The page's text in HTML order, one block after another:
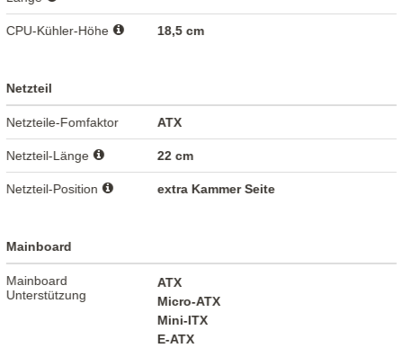
CPU-Kühler-Höhe 18,5 cm
Netzteil
Netzteile-Fomfaktor ATX
Netzteil-Länge 22 cm
Netzteil-Position extra Kammer Seite
Mainboard
Mainboard
Unterstützung
ATX
Micro-ATX
Mini-ITX
E-ATX